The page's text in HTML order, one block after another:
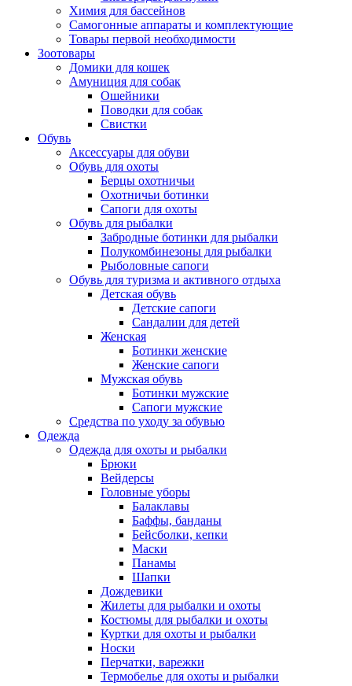
Химия для бассейнов
Самогонные аппараты и комплектующие
Товары первой необходимости
Зоотовары
Домики для кошек
Амуниция для собак
Ошейники
Поводки для собак
Свистки
Обувь
Аксессуары для обуви
Обувь для охоты
Берцы охотничьи
Охотничьи ботинки
Сапоги для охоты
Обувь для рыбалки
Забродные ботинки для рыбалки
Полукомбинезоны для рыбалки
Рыболовные сапоги
Обувь для туризма и активного отдыха
Детская обувь
Детские сапоги
Сандалии для детей
Женская
Ботинки женские
Женские сапоги
Мужская обувь
Ботинки мужские
Сапоги мужские
Средства по уходу за обувью
Одежда
Одежда для охоты и рыбалки
Брюки
Вейдерсы
Головные уборы
Балаклавы
Баффы, банданы
Бейсболки, кепки
Маски
Панамы
Шапки
Дождевики
Жилеты для рыбалки и охоты
Костюмы для рыбалки и охоты
Куртки для охоты и рыбалки
Носки
Перчатки, варежки
Термобелье для охоты и рыбалки